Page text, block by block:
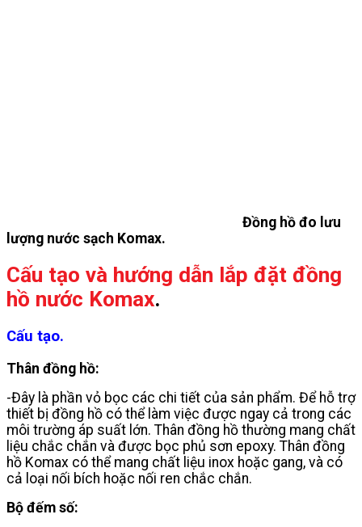
Đồng hồ đo lưu
lượng nước sạch Komax.
Cấu tạo và hướng dẫn lắp đặt đồng
hồ nước Komax.
Cấu tạo.
Thân đồng hồ:
-Đây là phần vỏ bọc các chi tiết của sản phẩm. Để hỗ trợ
thiết bị đồng hồ có thể làm việc được ngay cả trong các
môi trường áp suất lớn. Thân đồng hồ thường mang chất
liệu chắc chắn và được bọc phủ sơn epoxy. Thân đồng
hồ Komax có thể mang chất liệu inox hoặc gang, và có
cả loại nối bích hoặc nối ren chắc chắn.
Bộ đếm số: